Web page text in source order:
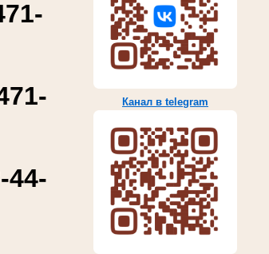
Канал в telegram
44-